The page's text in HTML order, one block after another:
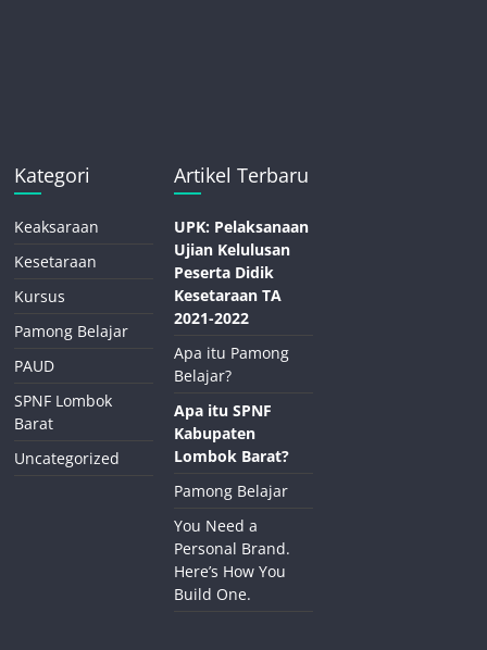
Kategori
Keaksaraan
Kesetaraan
Kursus
Pamong Belajar
PAUD
SPNF Lombok
Barat
Uncategorized
Artikel Terbaru
UPK: Pelaksanaan
Ujian Kelulusan
Peserta Didik
Kesetaraan TA
2021-2022
Apa itu Pamong
Belajar?
Apa itu SPNF
Kabupaten
Lombok Barat?
Pamong Belajar
You Need a
Personal Brand.
Here’s How You
Build One.